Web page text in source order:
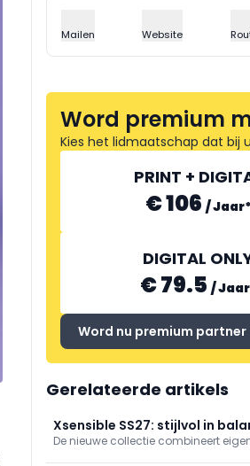
Mailen Website
Word premium
Kies het lidmaatschap dat bij
PRINT +
€ 106 /Jaar*
DIGITAL
€ 79.5 /Jaar
Word nu premium partner
Gerelateerde artikels
Xsensible SS27: stijlvol in
De nieuwe collectie combineert